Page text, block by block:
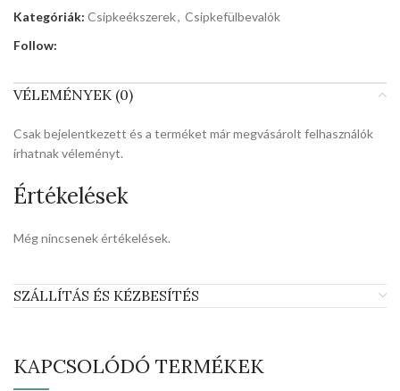
Kategóriák: Csipkeékszerek, Csipkefülbevalók
Follow:
VÉLEMÉNYEK (0)
Értékelések
Még nincsenek értékelések.
Csak bejelentkezett és a terméket már megvásárolt felhasználók
írhatnak véleményt.
SZÁLLÍTÁS ÉS KÉZBESÍTÉS
KAPCSOLÓDÓ TERMÉKEK